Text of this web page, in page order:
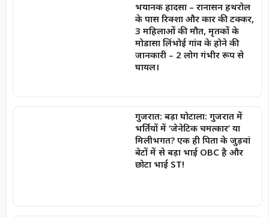
भयानक हादसा – रानासन हथरोल
के पास रिक्शा और कार की टक्कर,
3 महिलाओं की मौत, मृतकों के
मोडासा लिंभोई गांव के होने की
जानकारी – 2 लोग गंभीर रूप से
घायल।
गुजरात: बड़ा घोटाला: गुजरात में
भर्तियों में ‘जेनेटिक चमत्कार’ या
मिलीभगत? एक ही पिता के जुड़वां
बेटों में से बड़ा भाई OBC है और
छोटा भाई ST!